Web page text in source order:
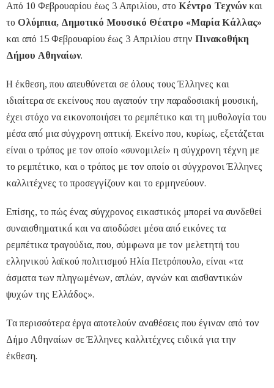
Από 10 Φεβρουαρίου έως 3 Απριλίου, στο Κέντρο Τεχνών και
το Ολύμπια, Δημοτικό Μουσικό Θέατρο «Μαρία Κάλλας»
και από 15 Φεβρουαρίου έως 3 Απριλίου στην Πινακοθήκη
Δήμου Αθηναίων.
Η έκθεση, που απευθύνεται σε όλους τους Έλληνες και
ιδιαίτερα σε εκείνους που αγαπούν την παραδοσιακή μουσική,
έχει στόχο να εικονοποιήσει το ρεμπέτικο και τη μυθολογία του
μέσα από́ μια σύγχρονη οπτική. Εκείνο που, κυρίως, εξετάζεται
είναι ο τρόπος με τον οποίο «συνομιλεί» η σύγχρονη τέχνη με
το ρεμπέτικο, και ο τρόπος με τον οποίο οι σύγχρονοι Έλληνες
καλλιτέχνες το προσεγγίζουν και το ερμηνεύουν.
Επίσης, το πώς ένας σύγχρονος εικαστικός μπορεί να συνδεθεί
συναισθηματικά́ και να αποδώσει μέσα από́ εικόνες τα
ρεμπέτικα τραγούδια, που, σύμφωνα με τον μελετητή του
ελληνικού λαϊκού πολιτισμού Ηλία Πετρόπουλο, είναι «τα
άσματα των πληγωμένων, απλών, αγνών και αισθαντικών
ψυχών της Ελλάδος».
Τα περισσότερα έργα αποτελούν αναθέσεις που έγιναν από τον
Δήμο Αθηναίων σε Έλληνες καλλιτέχνες ειδικά για την
έκθεση.